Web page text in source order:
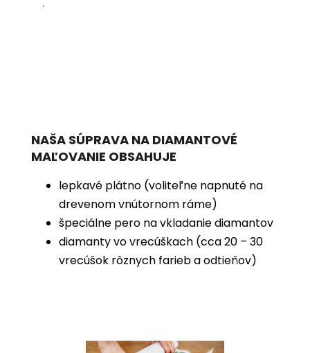
NAŠA SÚPRAVA NA DIAMANTOVÉ
MAĽOVANIE OBSAHUJE
lepkavé plátno (voliteľne napnuté na
drevenom vnútornom ráme)
špeciálne pero na vkladanie diamantov
diamanty vo vrecúškach (cca 20 – 30
vrecúšok rôznych farieb a odtieňov)